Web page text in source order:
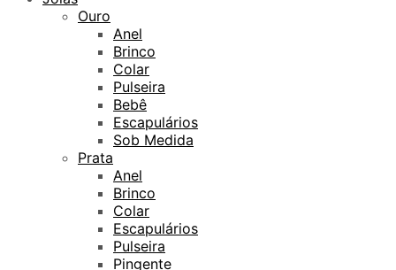
Ouro
Anel
Brinco
Colar
Pulseira
Bebê
Escapulários
Sob Medida
Prata
Anel
Brinco
Colar
Escapulários
Pulseira
Pingente